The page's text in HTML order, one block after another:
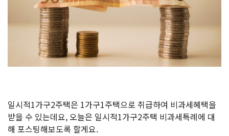
일시적1가구2주택은 1가구1주택으로 취급하여 비과세혜택을
받을 수 있는데요, 오늘은 일시적1가구2주택 비과세특례에 대
해 포스팅해보도록 할게요.